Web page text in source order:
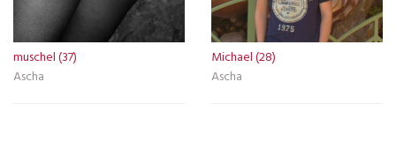
muschel (37)
Ascha
Michael (28)
Ascha